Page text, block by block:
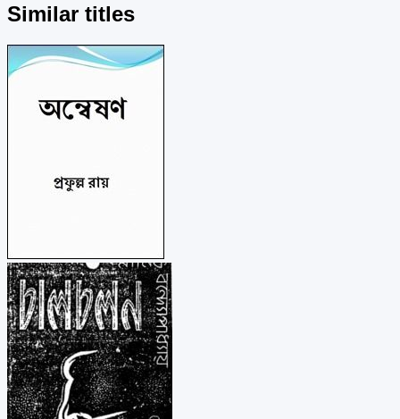
Similar titles